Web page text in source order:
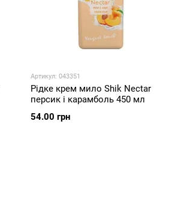
Артикул: 043351
Рідке крем мило Shik Nectar
персик і карамболь 450 мл
54.00 грн